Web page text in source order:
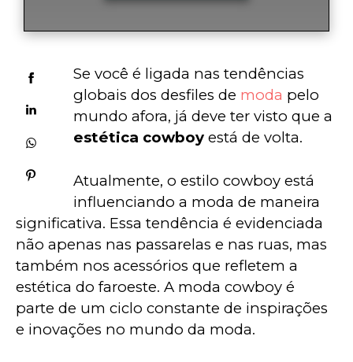
Se você é ligada nas tendências
globais dos desfiles de moda pelo
mundo afora, já deve ter visto que a
estética cowboy está de volta.
Atualmente, o estilo cowboy está
influenciando a moda de maneira
significativa. Essa tendência é evidenciada
não apenas nas passarelas e nas ruas, mas
também nos acessórios que refletem a
estética do faroeste. A moda cowboy é
parte de um ciclo constante de inspirações
e inovações no mundo da moda.